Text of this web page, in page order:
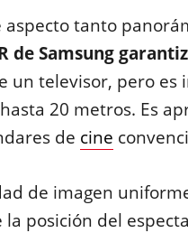
tanto
de Samsung
un televisor, pero es
20 metros. Es
de cine
de imagen
posición del